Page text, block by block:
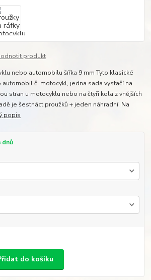
produkt
nebo automobilu šířka 9 mm Tyto klasické
automobil či motocykl, jedna sada vystačí na
stran u motocyklu nebo na čtyři kola z vnějších
je šestnáct proužků + jeden náhradní. Na
popis
dnů
do košíku